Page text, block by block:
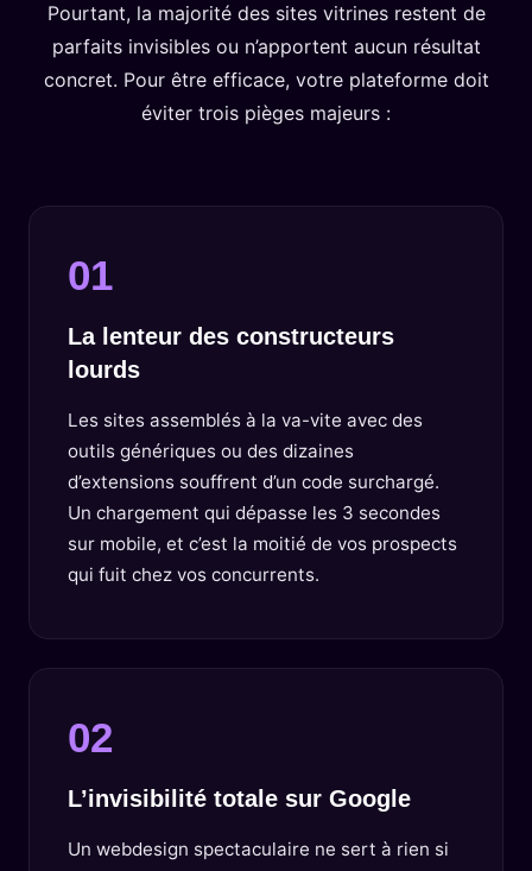
Pourtant, la majorité des sites vitrines restent de
parfaits invisibles ou n’apportent aucun résultat
concret. Pour être efficace, votre plateforme doit
éviter trois pièges majeurs :
01
La lenteur des constructeurs
lourds
Les sites assemblés à la va-vite avec des
outils génériques ou des dizaines
d’extensions souffrent d’un code surchargé.
Un chargement qui dépasse les 3 secondes
sur mobile, et c’est la moitié de vos prospects
qui fuit chez vos concurrents.
02
L’invisibilité totale sur Google
Un webdesign spectaculaire ne sert à rien si